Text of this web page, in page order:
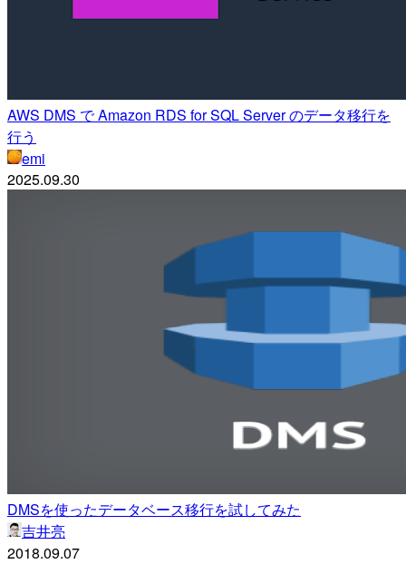
AWS DMS で Amazon RDS for SQL Server のデータ移行を
行う
emi
2025.09.30
DMSを使ったデータベース移行を試してみた
吉井亮
2018.09.07